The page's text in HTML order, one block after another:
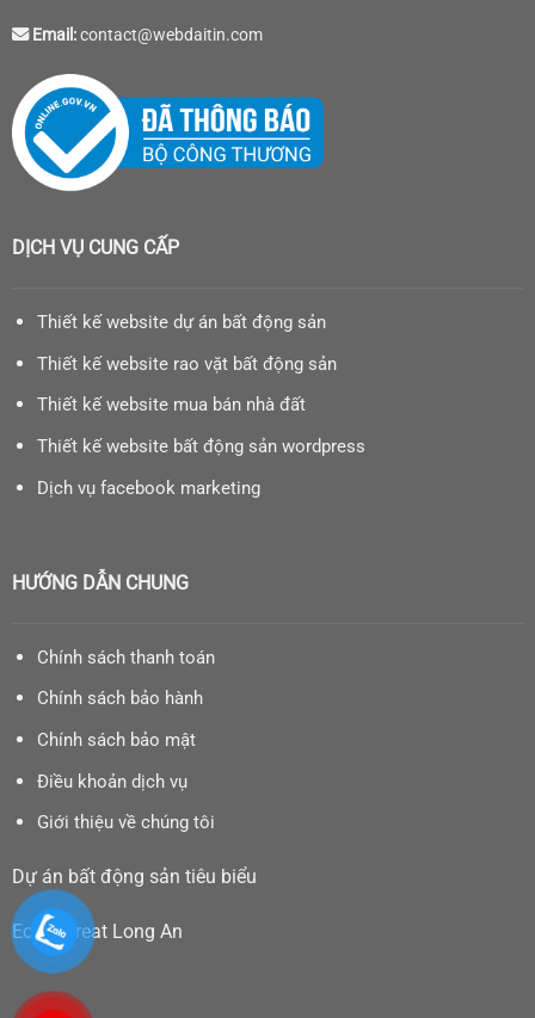
Email:contact@webdaitin.com
DỊCH VỤ CUNG CẤP
Thiết kế website dự án bất động sản
Thiết kế website rao vặt bất động sản
Thiết kế website mua bán nhà đất
Thiết kế website bất động sản wordpress
Dịch vụ facebook marketing
HƯỚNG DẪN CHUNG
Chính sách thanh toán
Chính sách bảo hành
Chính sách bảo mật
Điều khoản dịch vụ
Giới thiệu về chúng tôi
Dự án bất động sản tiêu biểu
Eco Retreat Long An